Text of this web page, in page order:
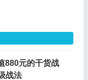
少修饰、过渡和串
880元的干货战
战法